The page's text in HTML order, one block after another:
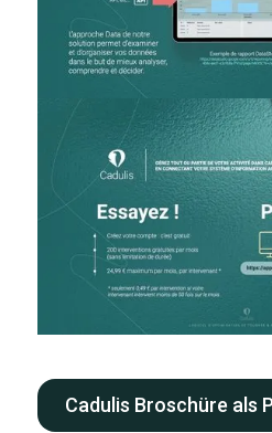
Cadulis Broschüre als